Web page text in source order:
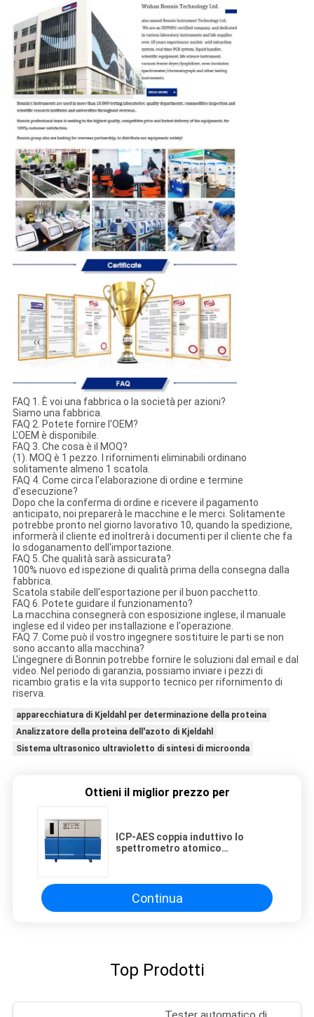
FAQ 1. È voi una fabbrica o la società per azioni?
Siamo una fabbrica.
FAQ 2. Potete fornire l'OEM?
L'OEM è disponibile.
FAQ 3. Che cosa è il MOQ?
(1). MOQ è 1 pezzo. I rifornimenti eliminabili ordinano
solitamente almeno 1 scatola.
FAQ 4. Come circa l'elaborazione di ordine e termine
d'esecuzione?
Dopo che la conferma di ordine e ricevere il pagamento
anticipato, noi preparerà le macchine e le merci. Solitamente
potrebbe pronto nel giorno lavorativo 10, quando la spedizione,
informerà il cliente ed inoltrerà i documenti per il cliente che fa
lo sdoganamento dell'importazione.
FAQ 5. Che qualità sarà assicurata?
100% nuovo ed ispezione di qualità prima della consegna dalla
fabbrica.
Scatola stabile dell'esportazione per il buon pacchetto.
FAQ 6. Potete guidare il funzionamento?
La macchina consegnerà con esposizione inglese, il manuale
inglese ed il video per installazione e l'operazione.
FAQ 7. Come può il vostro ingegnere sostituire le parti se non
sono accanto alla macchina?
L'ingegnere di Bonnin potrebbe fornire le soluzioni dal email e dal
video. Nel periodo di garanzia, possiamo inviare i pezzi di
ricambio gratis e la vita supporto tecnico per rifornimento di
riserva.
apparecchiatura di Kjeldahl per determinazione della proteina
Analizzatore della proteina dell'azoto di Kjeldahl
Sistema ultrasonico ultravioletto di sintesi di microonda
Ottieni il miglior prezzo per
ICP-AES coppia induttivo lo
spettrometro atomico
Continua
Top Prodotti